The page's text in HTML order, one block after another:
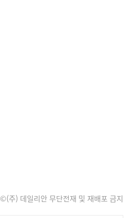
©(주) 데일리안 무단전재 및 재배포 금지